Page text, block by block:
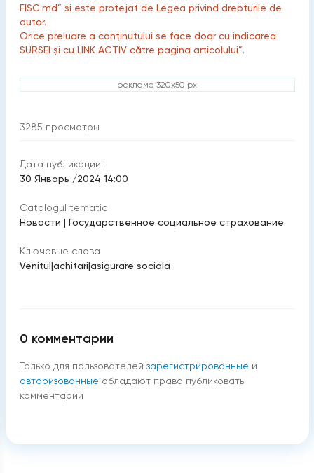
FISC.md” și este protejat de Legea privind drepturile de
autor.
Orice preluare a conținutului se face doar cu indicarea
SURSEI și cu LINK ACTIV către pagina articolului”.
реклама 320x50 px
3285 просмотры
Дата публикации:
30 Январь /2024 14:00
Catalogul tematic
Новости | Государственное социальное страхование
Ключевые слова
Venitul|achitari|asigurare sociala
0 комментарии
Только для пользователей зарегистрированные и
авторизованные обладают право публиковать
комментарии